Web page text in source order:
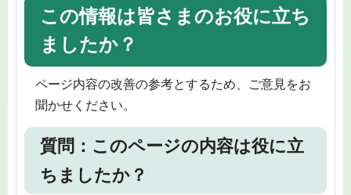
この情報は皆さまのお役に立ち
ましたか？
ページ内容の改善の参考とするため、ご意見をお
聞かせください。
質問：このページの内容は役に立
ちましたか？